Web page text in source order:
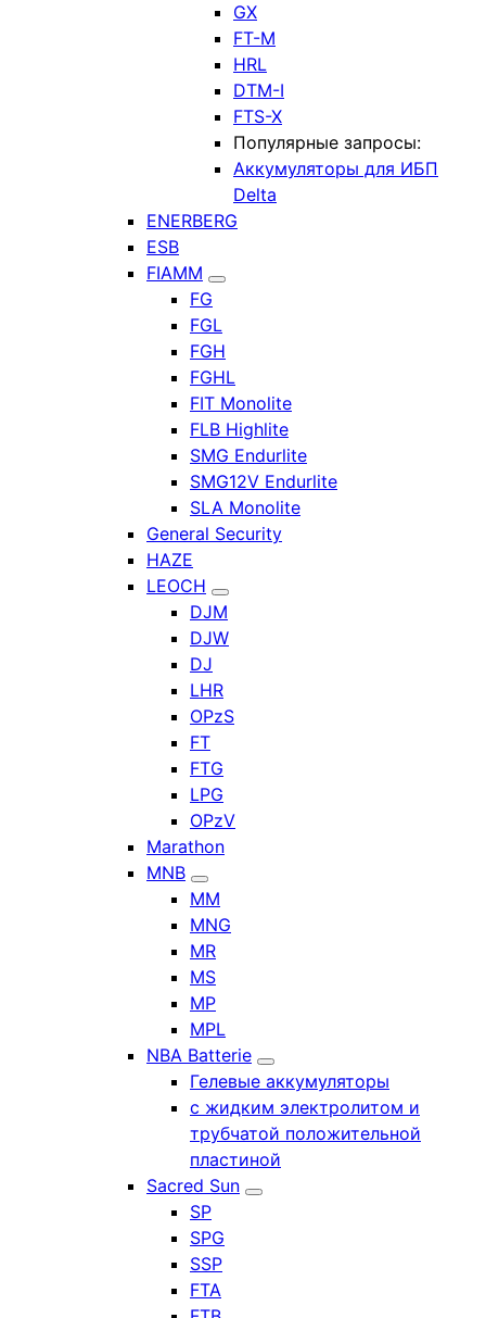
GX
FT-M
HRL
DTM-I
FTS-X
Популярные запросы:
Аккумуляторы для ИБП
Delta
ENERBERG
ESB
FIAMM
FG
FGL
FGH
FGHL
FIT Monolite
FLB Highlite
SMG Endurlite
SMG12V Endurlite
SLA Monolite
General Security
HAZE
LEOCH
DJM
DJW
DJ
LHR
OPzS
FT
FTG
LPG
OPzV
Marathon
MNB
MM
MNG
MR
MS
MP
MPL
NBA Batterie
Гелевые аккумуляторы
с жидким электролитом и
трубчатой положительной
пластиной
Sacred Sun
SP
SPG
SSP
FTA